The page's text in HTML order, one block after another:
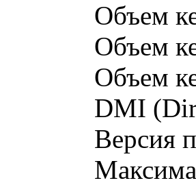
Объем
Объем
Объем
DMI
Версия